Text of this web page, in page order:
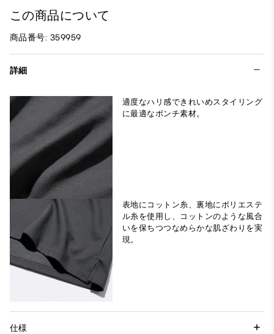
この商品について
商品番号: 359959
詳細
適度なハリ感できれいめスタイリング
に最適なポンチ素材。
表地にコットン糸、裏地にポリエステ
ル糸を使用し、コットンのような風合
いを保ちつつなめらかな肌ざわりを実
現。
仕様